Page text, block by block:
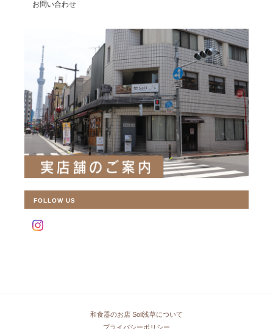
お問い合わせ
FOLLOW US
和食器のお店 Soil浅草について
プライバシーポリシー